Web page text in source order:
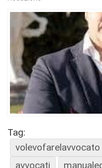
Tag:
volevofarelavvocato
avvocati